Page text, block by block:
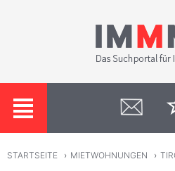
STARTSEITE › MIETWOHNUNGEN ›